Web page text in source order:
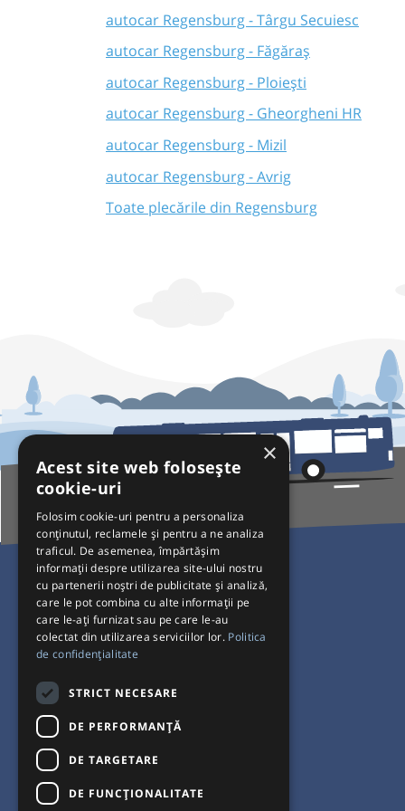
autocar Regensburg - Târgu Secuiesc
autocar Regensburg - Făgăraș
autocar Regensburg - Ploiești
autocar Regensburg - Gheorgheni HR
autocar Regensburg - Mizil
autocar Regensburg - Avrig
Toate plecările din Regensburg
Pentru Călători
Curse autobuz
Plecări/Sosiri
Setări de cookie-uri
×
Acest site web folosește
cookie-uri
Folosim cookie-uri pentru a personaliza
conținutul, reclamele și pentru a ne analiza
traficul. De asemenea, împărtășim
informații despre utilizarea site-ului nostru
cu partenerii noștri de publicitate și analiză,
care le pot combina cu alte informații pe
care le-ați furnizat sau pe care le-au
colectat din utilizarea serviciilor lor. Politica
de confidențialitate
STRICT NECESARE
DE PERFORMANȚĂ
DE TARGETARE
DE FUNCŢIONALITATE